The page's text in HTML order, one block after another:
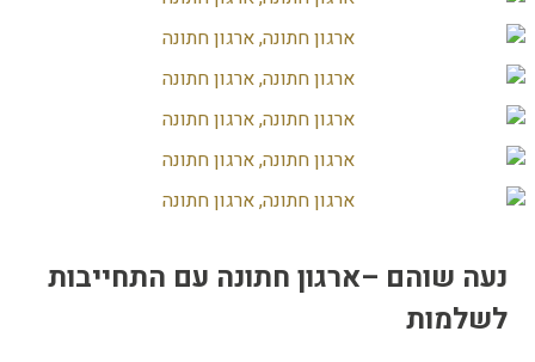
שוהם –ארגון חתונה עם התחייבות